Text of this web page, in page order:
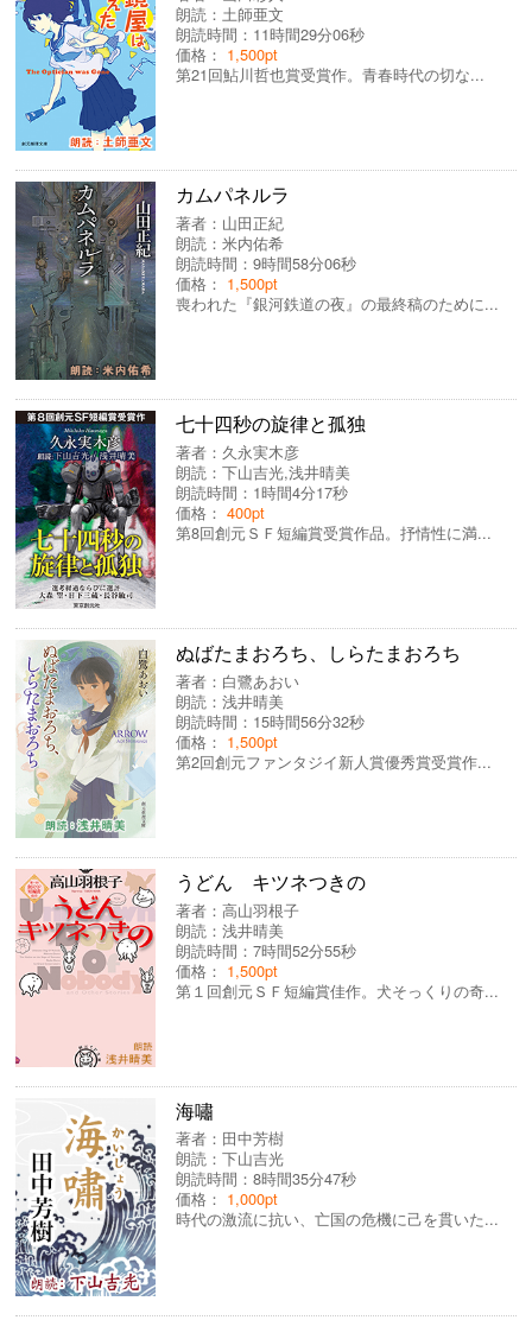
朗読： 土師亜文
朗読時間：11時間29分06秒
価格： 1,500pt
第21回鮎川哲也賞受賞作。青春時代の切な...
カムパネルラ
著者： 山田正紀
朗読：米内佑希
朗読時間：9時間58分06秒
価格： 1,500pt
喪われた『銀河鉄道の夜』の最終稿のために...
七十四秒の旋律と孤独
著者： 久永実木彦
朗読：下山吉光,浅井晴美
朗読時間：1時間4分17秒
価格：400pt
第8回創元ＳＦ短編賞受賞作品。抒情性に満...
ぬばたまおろち、しらたまおろち
著者： 白鷺あおい
朗読：浅井晴美
朗読時間：15時間56分32秒
価格： 1,500pt
第2回創元ファンタジイ新人賞優秀賞受賞作...
うどん キツネつきの
著者：高山羽根子
朗読：浅井晴美
朗読時間：7時間52分55秒
価格： 1,500pt
第１回創元ＳＦ短編賞佳作。犬そっくりの奇...
海嘯
著者： 田中芳樹
朗読：下山吉光
朗読時間：8時間35分47秒
価格： 1,000pt
時代の激流に抗い、亡国の危機に己を貫いた...